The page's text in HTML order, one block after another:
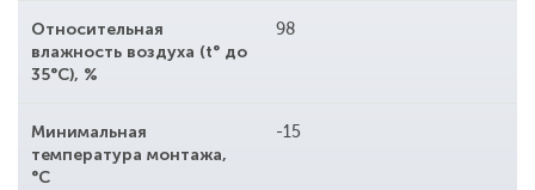
Относительная
влажность воздуха (t° до
35°С), %
98
Минимальная
температура монтажа,
°С
-15